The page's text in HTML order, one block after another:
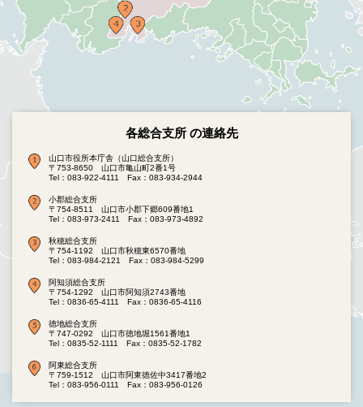
各総合支所 の連絡先
山口市役所本庁舎（山口総合支所）
〒753-8650 山口市亀山町2番1号
Tel：083-922-4111
Fax：083-934-2944
小郡総合支所
〒754-8511 山口市小郡下郷609番地1
Tel：083-973-2411
Fax：083-973-4892
秋穂総合支所
〒754-1192 山口市秋穂東6570番地
Tel：083-984-2121
Fax：083-984-5299
阿知須総合支所
〒754-1292 山口市阿知須2743番地
Tel：0836-65-4111
Fax：0836-65-4116
徳地総合支所
〒747-0292 山口市徳地堀1561番地1
Tel：0835-52-1111
Fax：0835-52-1782
阿東総合支所
〒759-1512 山口市阿東徳佐中3417番地2
Tel：083-956-0111
Fax：083-956-0126